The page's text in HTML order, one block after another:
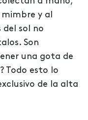
mimbre y al
del sol no
Son
una gota de
Todo esto lo
de la alta